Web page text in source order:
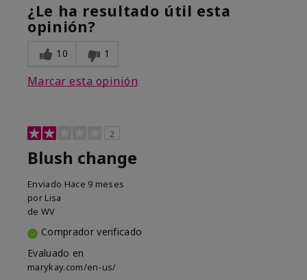
¿Le ha resultado útil esta
opinión?
10 1
Marcar esta opinión
2
Blush change
Enviado Hace 9 meses
por Lisa
de WV
Comprador verificado
Evaluado en
marykay.com/en-us/